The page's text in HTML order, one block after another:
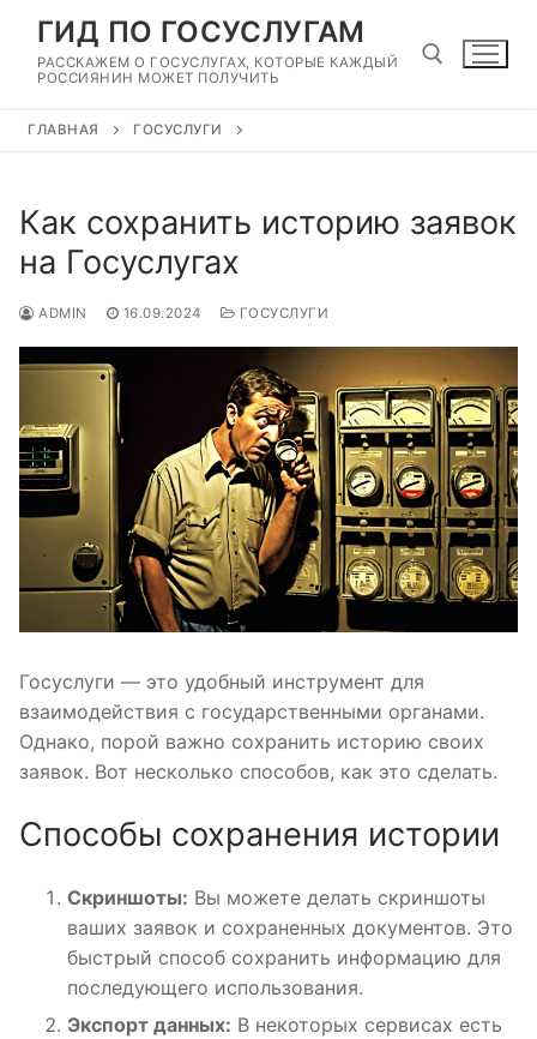
Перейти
содержимому
ГИД ПО ГОСУСЛУГАМ
РАССКАЖЕМ О ГОСУСЛУГАХ, КОТОРЫЕ КАЖДЫЙ
РОССИЯНИН МОЖЕТ ПОЛУЧИТЬ
ГЛАВНАЯ ГОСУСЛУГИ
Как сохранить историю заявок
на Госуслугах
ADMIN 16.09.2024 ГОСУСЛУГИ
Госуслуги — это удобный инструмент для
взаимодействия с государственными органами.
Однако, порой важно сохранить историю своих
заявок. Вот несколько способов, как это сделать.
Способы сохранения истории
Скриншоты: Вы можете делать скриншоты
ваших заявок и сохраненных документов. Это
быстрый способ сохранить информацию для
последующего использования.
Экспорт данных: В некоторых сервисах есть